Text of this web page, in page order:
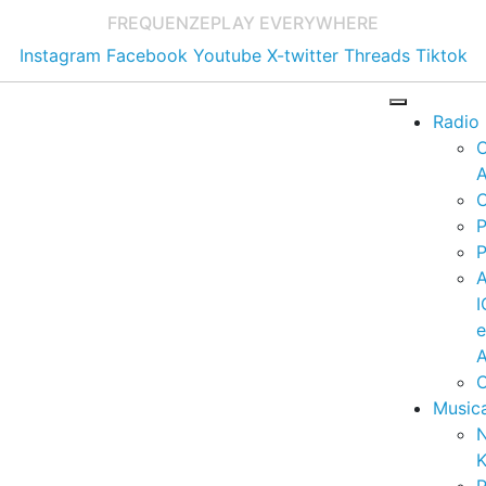
FREQUENZEPLAY EVERYWHERE
Instagram Facebook Youtube X-twitter Threads Tiktok
Radio
e